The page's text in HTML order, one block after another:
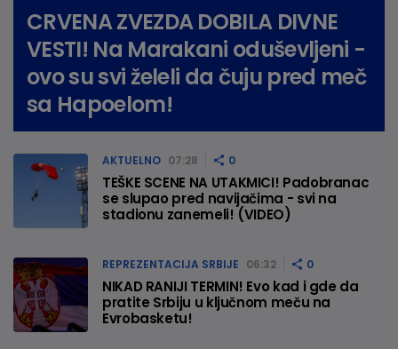
CRVENA ZVEZDA DOBILA DIVNE
VESTI! Na Marakani oduševljeni -
ovo su svi želeli da čuju pred meč
sa Hapoelom!
AKTUELNO 07:28 0
TEŠKE SCENE NA UTAKMICI! Padobranac
se slupao pred navijačima - svi na
stadionu zanemeli! (VIDEO)
REPREZENTACIJA SRBIJE 06:32 0
NIKAD RANIJI TERMIN! Evo kad i gde da
pratite Srbiju u ključnom meču na
Evrobasketu!